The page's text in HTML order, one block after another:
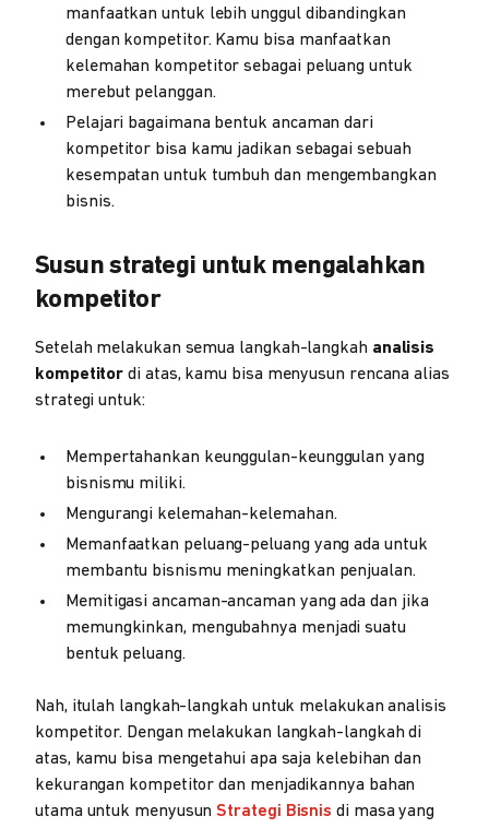
manfaatkan untuk lebih unggul dibandingkan
dengan kompetitor. Kamu bisa manfaatkan
kelemahan kompetitor sebagai peluang untuk
merebut pelanggan.
Pelajari bagaimana bentuk ancaman dari
kompetitor bisa kamu jadikan sebagai sebuah
kesempatan untuk tumbuh dan mengembangkan
bisnis.
Susun strategi untuk mengalahkan
kompetitor
Setelah melakukan semua langkah-langkah analisis
kompetitor di atas, kamu bisa menyusun rencana alias
strategi untuk:
Mempertahankan keunggulan-keunggulan yang
bisnismu miliki.
Mengurangi kelemahan-kelemahan.
Memanfaatkan peluang-peluang yang ada untuk
membantu bisnismu meningkatkan penjualan.
Memitigasi ancaman-ancaman yang ada dan jika
memungkinkan, mengubahnya menjadi suatu
bentuk peluang.
Nah, itulah langkah-langkah untuk melakukan analisis
kompetitor. Dengan melakukan langkah-langkah di
atas, kamu bisa mengetahui apa saja kelebihan dan
kekurangan kompetitor dan menjadikannya bahan
utama untuk menyusun Strategi Bisnis di masa yang